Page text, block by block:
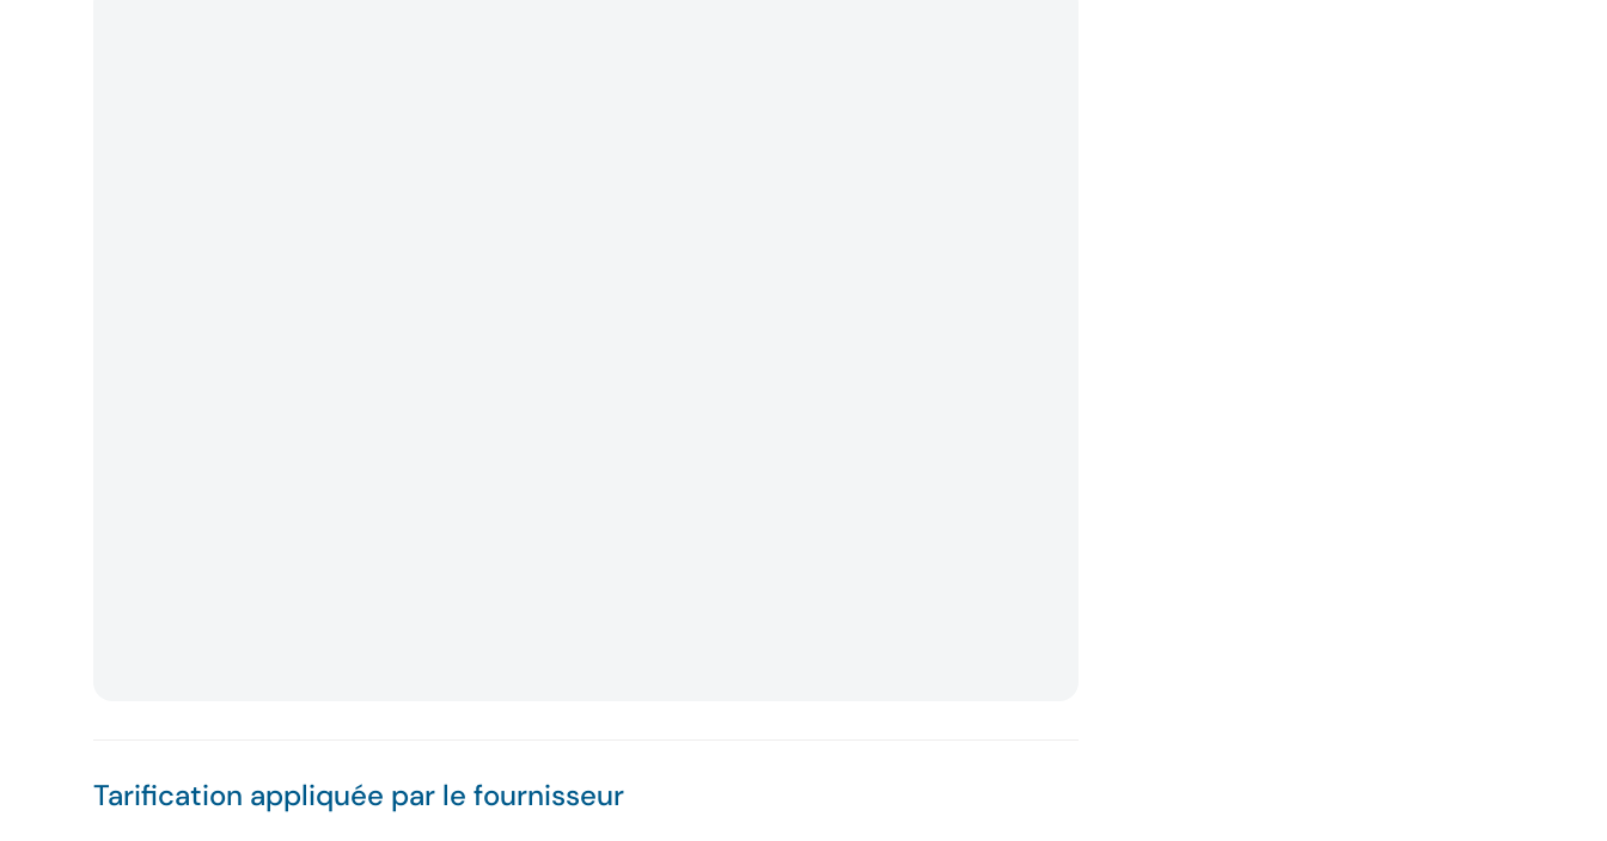
Tarification appliquée par le fournisseur